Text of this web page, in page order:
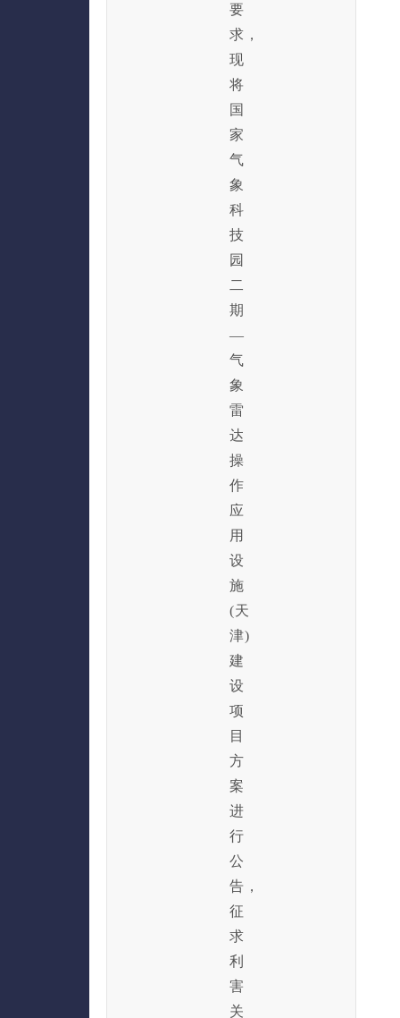
要
求，
现
将
国
家
气
象
科
技
园
二
期
—
气
象
雷
达
操
作
应
用
设
施
(天
津)
建
设
项
目
方
案
进
行
公
告，
征
求
利
害
关